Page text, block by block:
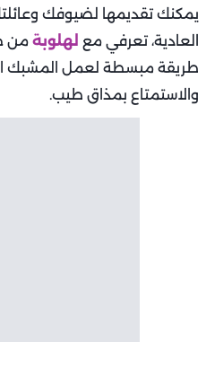
يمكنك تقديمها لضيوفك
العادية، تعرفي مع لهلوبة من
طريقة مبسطة لعمل المشبك
والاستمتاع بمذاق طيب.